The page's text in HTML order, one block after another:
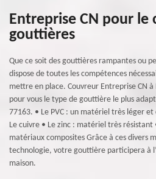
Entreprise CN pour le
gouttières
Que ce soit des gouttières rampantes ou
dispose de toutes les compétences
mettre en place. Couvreur Entreprise CN
pour vous le type de gouttière le plus
77163. • Le PVC : un matériel très léger
Le cuivre • Le zinc : matériel très résistant
matériaux composites Grâce à ces divers
technologie, votre gouttière participera à
maison.